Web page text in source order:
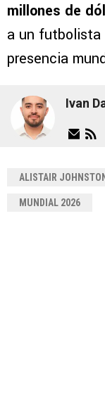
millones de
a un futbolista
presencia
Ivan
ALISTAIR JOHNSTON
MUNDIAL 2026